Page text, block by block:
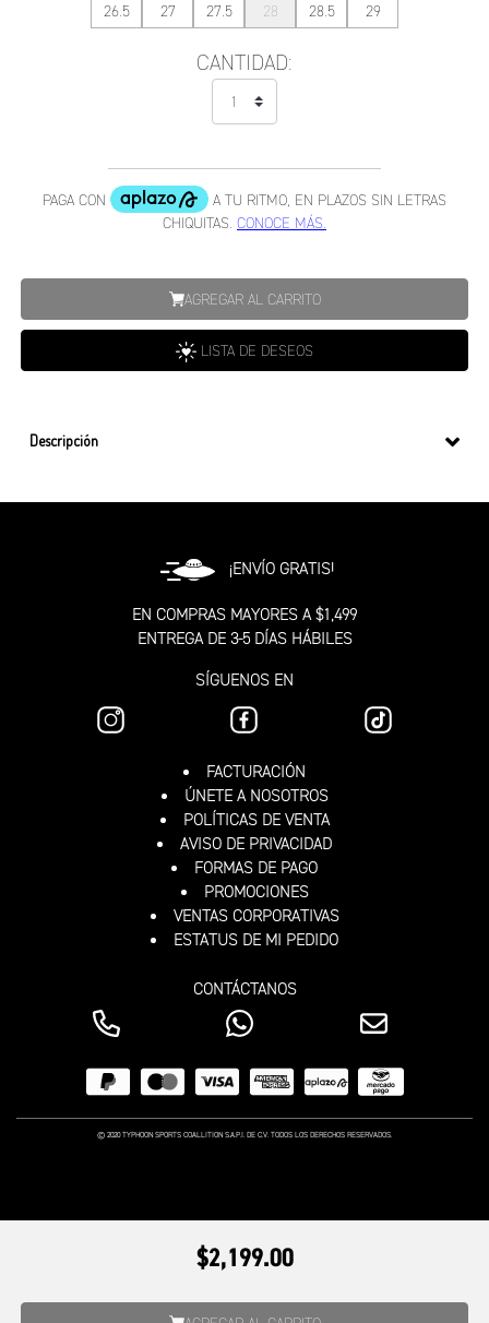
$2,199.00
26.5
27 27.5 28 28.5 29
CANTIDAD:
AGREGAR AL CARRITO
LISTA DE DESEOS
Descripción
¡ENVÍO GRATIS!
EN COMPRAS MAYORES A $1,499
ENTREGA DE 3-5 DÍAS HÁBILES
SÍGUENOS EN
FACTURACIÓN
ÚNETE A NOSOTROS
POLÍTICAS DE VENTA
AVISO DE PRIVACIDAD
FORMAS DE PAGO
PROMOCIONES
VENTAS CORPORATIVAS
ESTATUS DE MI PEDIDO
CONTÁCTANOS
© 2020 TYPHOON SPORTS COALLITION S.A.P.I. DE C.V. TODOS LOS DERECHOS RESERVADOS.